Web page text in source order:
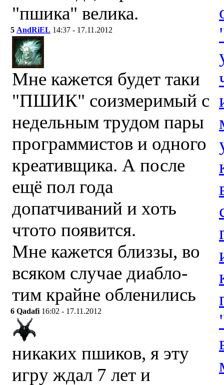
"пшика" велика.
5 AndRiEL 14:37 - 17.11.2012
Мне кажется будет таки
"ПШИК" соизмеримый с
недельным трудом пары
программистов и одного
креативщика. А после
ещё пол года
допатчиваний и хоть
чтото появится.
Мне кажется близзы, во
всяком случае диабло-
тим крайне обленились
6 Qadafi 16:02 - 17.11.2012
никаких пшиков, я эту
игру ждал 7 лет и